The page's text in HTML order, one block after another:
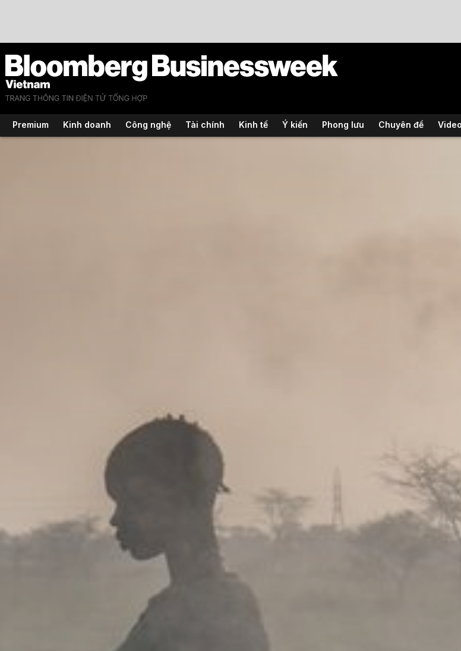
Premium Kinh doanh Công nghệ Tài chính Kinh tế Ý kiến Phong lưu Chuyên đề